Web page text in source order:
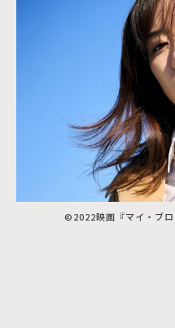
©2022映画『マイ・ブ